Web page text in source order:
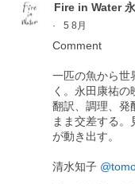
Fire in Water
·
5 8月
Comment
一匹の魚から世
く。永田康祐の
翻訳、調理、発
まま交差する
が動き出す。
清水知子